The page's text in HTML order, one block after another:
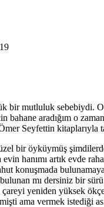
mutluluk sebebiydi.
aradığım o
Seyfettin kitaplarıyla
bir öyküymüş
hanımı artık evde
konuşmada
mı dersiniz bir
yeniden yüksek
ama vermek istediği